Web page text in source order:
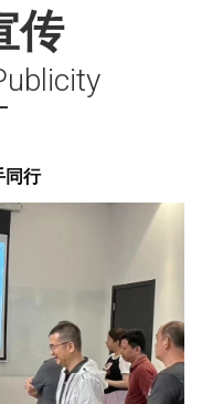
传
同行